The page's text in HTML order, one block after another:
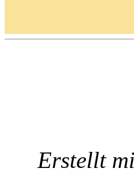
Erstellt